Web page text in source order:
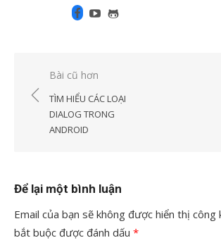
Facebook
YoutubeGitHub
Điều
hướng
viết
Bài cũ hơn
TÌM HIỂU CÁC LOẠI
DIALOG TRONG
ANDROID
Để lại một bình luận
Email của bạn sẽ không được hiển thị công
bắt buộc được đánh dấu *